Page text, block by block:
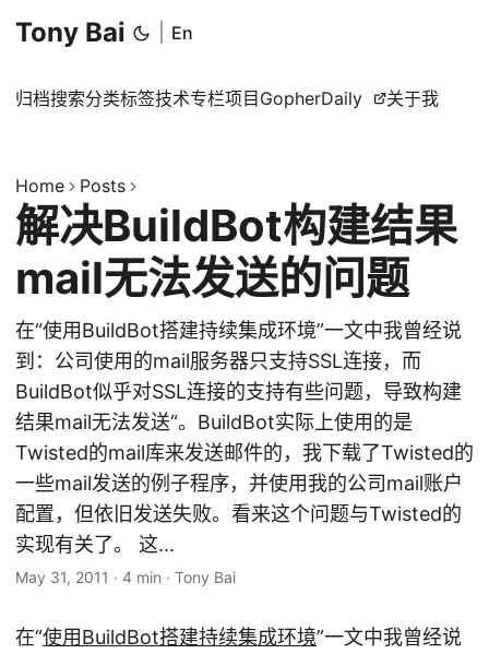
Tony Bai En
归档搜索分类标签技术专栏项目 GopherDaily 关于我
Home Posts
解决BuildBot构建结果
mail无法发送的问题
在“使用BuildBot搭建持续集成环境”一文中我曾经说
到：公司使用的mail服务器只支持SSL连接，而
BuildBot似乎对SSL连接的支持有些问题，导致构建
结果mail无法发送“。BuildBot实际上使用的是
Twisted的mail库来发送邮件的，我下载了Twisted的
一些mail发送的例子程序，并使用我的公司mail账户
配置，但依旧发送失败。看来这个问题与Twisted的
实现有关了。 这...
May 31, 2011 · 4 min · Tony Bai
在“使用BuildBot搭建持续集成环境”一文中我曾经说